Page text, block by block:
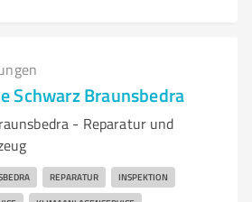
Schwarz Braunsbedra
- Reparatur und
REPARATUR INSPEKTION